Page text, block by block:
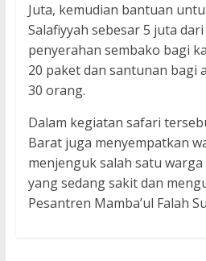
Juta, kemudian bantuan
Salafiyyah sebesar 5 juta
penyerahan sembako bagi
20 paket dan santunan bagi
30 orang.
Dalam kegiatan safari
Barat juga menyempatkan
menjenguk salah satu
yang sedang sakit dan
Pesantren Mamba’ul Falah